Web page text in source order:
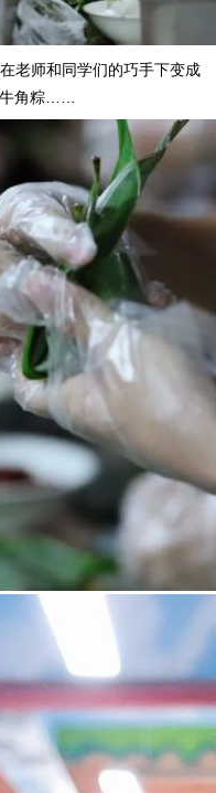
老师和同学们的巧手下变成
角粽……